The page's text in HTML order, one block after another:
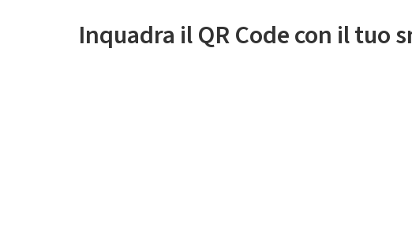
Inquadra il QR Code con il tuo